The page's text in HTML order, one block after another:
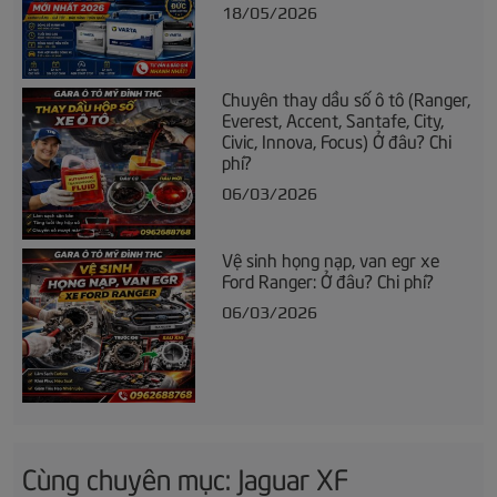
18/05/2026
Chuyên thay dầu số ô tô (Ranger,
Everest, Accent, Santafe, City,
Civic, Innova, Focus) Ở đâu? Chi
phí?
06/03/2026
Vệ sinh họng nạp, van egr xe
Ford Ranger: Ở đâu? Chi phí?
06/03/2026
Cùng chuyên mục: Jaguar XF